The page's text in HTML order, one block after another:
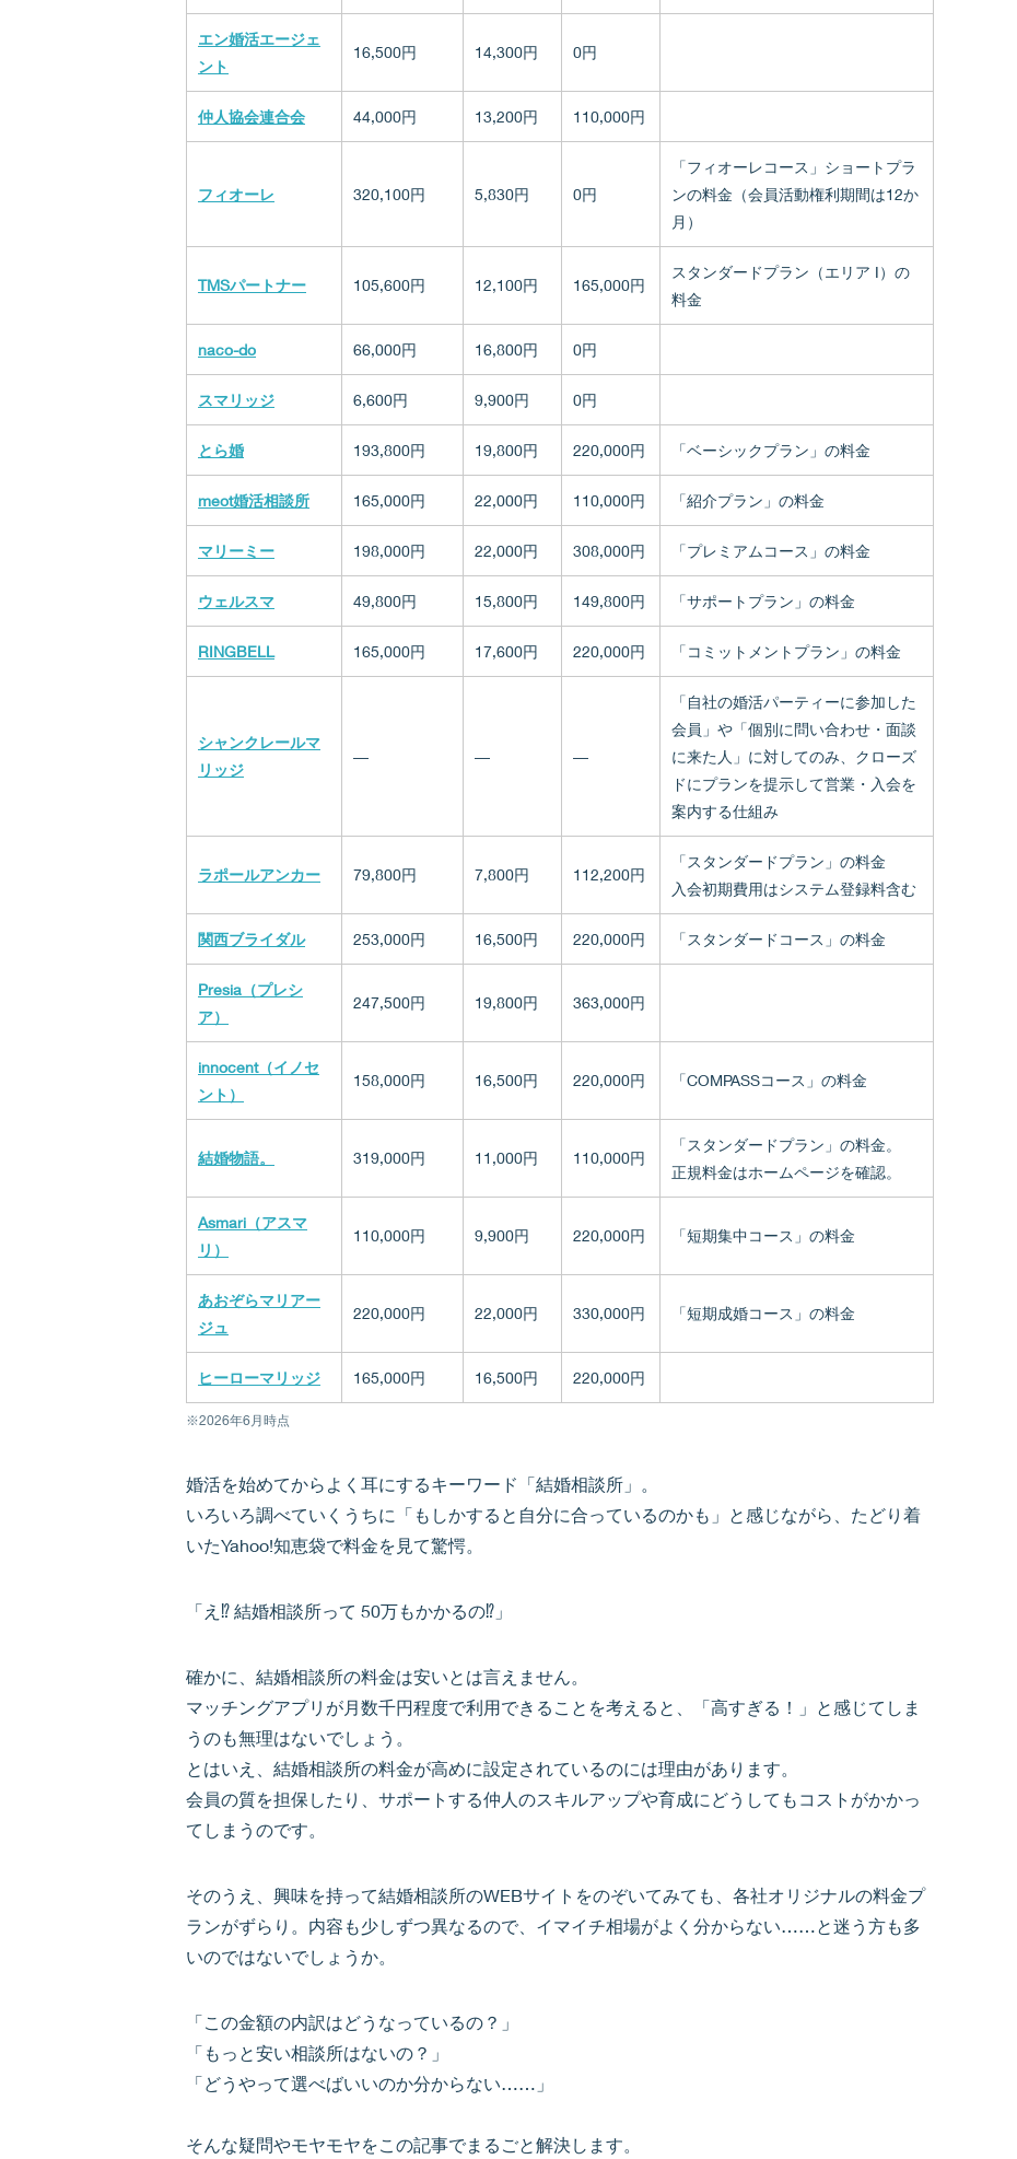
エン婚活エージェ
ント
16,500円 14,300円 0円
仲人協会連合会 44,000円 13,200円 110,000円
フィオーレ 320,100円 5,830円 0円
「フィオーレコース」ショートプラ
ンの料金（会員活動権利期間は12か
月）
TMSパートナー 105,600円 12,100円 165,000円
スタンダードプラン（エリア I）の
料金
naco-do 66,000円 16,800円 0円
スマリッジ 6,600円 9,900円 0円
とら婚 193,800円 19,800円 220,000円 「ベーシックプラン」の料金
meot婚活相談所 165,000円 22,000円 110,000円 「紹介プラン」の料金
マリーミー 198,000円 22,000円 308,000円 「プレミアムコース」の料金
ウェルスマ 49,800円 15,800円 149,800円 「サポートプラン」の料金
RINGBELL 165,000円 17,600円 220,000円 「コミットメントプラン」の料金
シャンクレールマ
リッジ
― ― ―
「自社の婚活パーティーに参加した
会員」や「個別に問い合わせ・面談
に来た人」に対してのみ、クローズ
ドにプランを提示して営業・入会を
案内する仕組み
ラポールアンカー 79,800円 7,800円 112,200円
「スタンダードプラン」の料金
入会初期費用はシステム登録料含む
関西ブライダル 253,000円 16,500円 220,000円 「スタンダードコース」の料金
Presia（プレシ
ア）
247,500円 19,800円 363,000円
innocent（イノセ
ント）
158,000円 16,500円 220,000円 「COMPASSコース」の料金
結婚物語。 319,000円 11,000円 110,000円
「スタンダードプラン」の料金。
正規料金はホームページを確認。
Asmari（アスマ
リ）
110,000円 9,900円 220,000円 「短期集中コース」の料金
あおぞらマリアー
ジュ
220,000円 22,000円 330,000円 「短期成婚コース」の料金
ヒーローマリッジ 165,000円 16,500円 220,000円
※2026年6月時点
婚活を始めてからよく耳にするキーワード「結婚相談所」。
いろいろ調べていくうちに「もしかすると自分に合っているのかも」と感じながら、たどり着
いたYahoo!知恵袋で料金を見て驚愕。
「え⁉︎ 結婚相談所って 50万もかかるの⁉︎」
確かに、結婚相談所の料金は安いとは言えません。
マッチングアプリが月数千円程度で利用できることを考えると、「高すぎる！」と感じてしま
うのも無理はないでしょう。
とはいえ、結婚相談所の料金が高めに設定されているのには理由があります。
会員の質を担保したり、サポートする仲人のスキルアップや育成にどうしてもコストがかかっ
てしまうのです。
そのうえ、興味を持って結婚相談所のWEBサイトをのぞいてみても、各社オリジナルの料金プ
ランがずらり。内容も少しずつ異なるので、イマイチ相場がよく分からない……と迷う方も多
いのではないでしょうか。
「この金額の内訳はどうなっているの？」
「もっと安い相談所はないの？」
「どうやって選べばいいのか分からない……」
そんな疑問やモヤモヤをこの記事でまるごと解決します。